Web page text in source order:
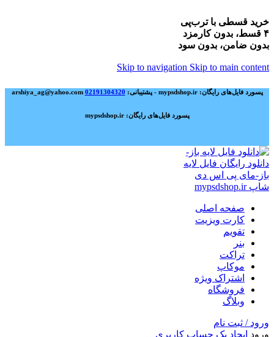
خرید قسطی با ترب‌پی
۴ قسط، بدون کارمزد
بدون ضامن، بدون سود
Skip to navigation Skip to main content
پسورد فایل‌های رایگان: mypsdshop.ir - پشتیبانی: arshiya_ag@yahoo.com 02191304320
پسورد فایل‌های رایگان: mypsdshop.ir
صفحه اصلی
کارت ویزیت
تقویم
بنر
تراکت
موکاپ
اشتراک ویژه
فروشگاه
وبلاگ
ورود / ثبت نام
ورود ایجاد یک حساب کاربری